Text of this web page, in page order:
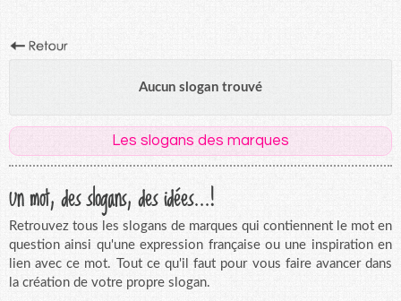
Aucun slogan trouvé
Les slogans des marques
Un mot, des slogans, des idées...!
Retrouvez tous les slogans de marques qui contiennent le mot en
question ainsi qu'une expression française ou une inspiration en
lien avec ce mot. Tout ce qu'il faut pour vous faire avancer dans
la création de votre propre slogan.